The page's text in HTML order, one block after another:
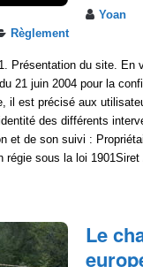
Yoan
Règlement
Présentation du site. En
21 juin 2004 pour la
il est précisé aux
des différents
et de son suivi :
régie sous la loi
Le